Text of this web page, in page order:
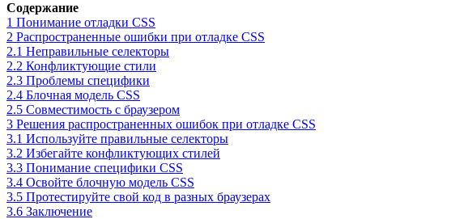
Содержание
1 Понимание отладки CSS
2 Распространенные ошибки при отладке CSS
2.1 Неправильные селекторы
2.2 Конфликтующие стили
2.3 Проблемы специфики
2.4 Блочная модель CSS
2.5 Совместимость с браузером
3 Решения распространенных ошибок при отладке CSS
3.1 Используйте правильные селекторы
3.2 Избегайте конфликтующих стилей
3.3 Понимание специфики CSS
3.4 Освойте блочную модель CSS
3.5 Протестируйте свой код в разных браузерах
3.6 Заключение